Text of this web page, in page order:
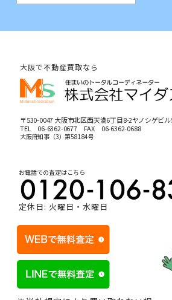
大阪で不動産買取なら
〒530-0047 大阪市北区西天満6丁目8-2ヤノシゲビ
TEL 06-6362-0677FAX 06-6362-0688
大阪府知事（3）第58184号
お電話での査定はこちら
定休日: 火曜日・水曜日